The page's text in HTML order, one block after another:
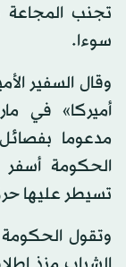
تجنب المجاعة
سوءا.
وقال السفير
أميركا» في
مدعوما
الحكومة
تسيطر عليها
وتقول